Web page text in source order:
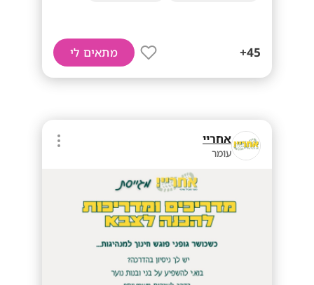
45+ מתאים לי
אחריי
עומר